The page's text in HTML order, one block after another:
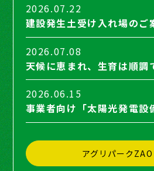
2026.07.22
建設発生土受け入れ場のご
2026.07.08
天候に恵まれ、生育は順調
2026.06.15
アグリパークZAO